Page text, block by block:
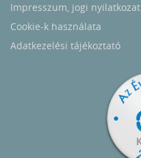
Impresszum, jogi nyilatkozat
Cookie-k használata
Adatkezelési tájékoztató